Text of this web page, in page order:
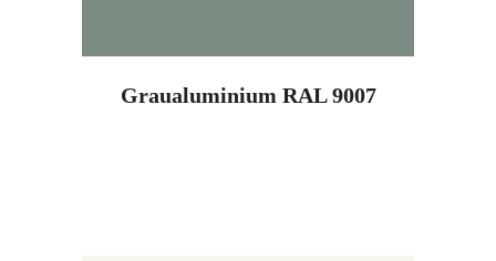
Graualuminium RAL 9007